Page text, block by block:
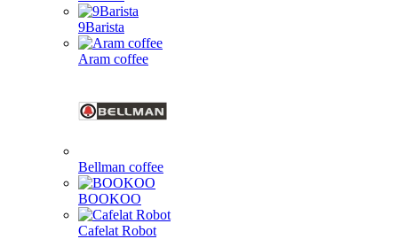
9Barista
Aram coffee
Bellman coffee
BOOKOO
Cafelat Robot